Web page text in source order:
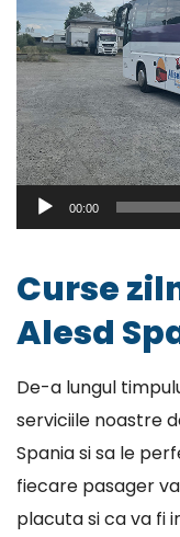
00:00
Curse
Alesd
De-a lungul
serviciile noastre
Spania si sa le
fiecare pasager
placuta si ca va fi